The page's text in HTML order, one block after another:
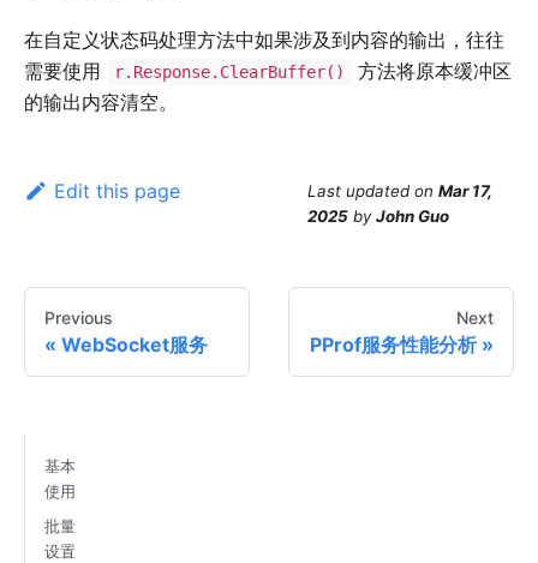
在自定义状态码处理方法中如果涉及到内容的输出，往往
需要使用
r.Response.ClearBuffer()
方法将原本缓冲区
的输出内容清空。
Edit this page Last updated on Mar 17,
2025 byJohn Guo
Previous
WebSocket服务
Next
PProf服务性能分析
基本
使用
批量
设置